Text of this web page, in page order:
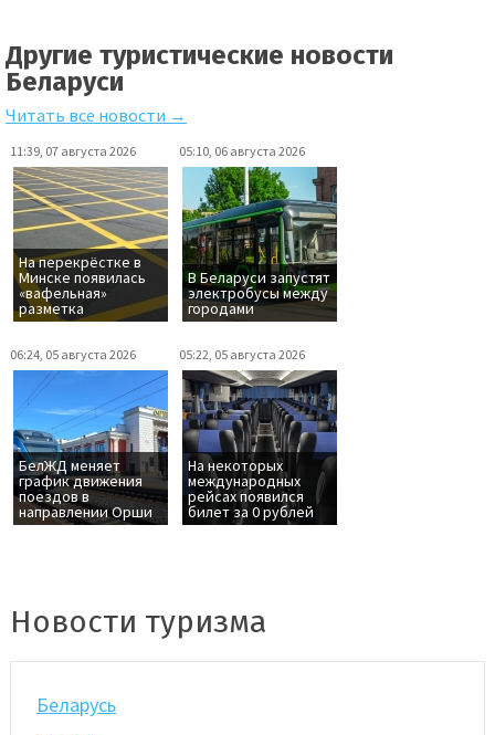
Другие туристические новости
Беларуси
Читать все новости →
11:39, 07 августа 2026
На перекрёстке в
Минске появилась
«вафельная»
разметка
05:10, 06 августа 2026
В Беларуси запустят
электробусы между
городами
06:24, 05 августа 2026
БелЖД меняет
график движения
поездов в
направлении Орши
05:22, 05 августа 2026
На некоторых
международных
рейсах появился
билет за 0 рублей
Новости туризма
Беларусь